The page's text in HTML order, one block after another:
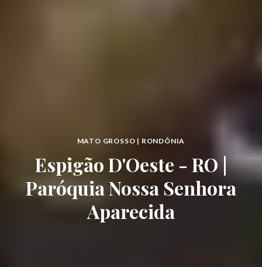
MATO GROSSO | RONDÔNIA
Espigão D'Oeste - RO |
Paróquia Nossa Senhora
Aparecida